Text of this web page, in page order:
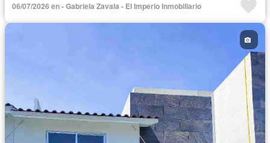
06/07/2026 en - Gabriela Zavala - El Imperio Inmobiliario